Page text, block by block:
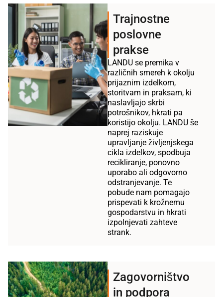
Trajnostne
poslovne
prakse
LANDU se premika v
različnih smereh k okolju
prijaznim izdelkom,
storitvam in praksam, ki
naslavljajo skrbi
potrošnikov, hkrati pa
koristijo okolju. LANDU še
naprej raziskuje
upravljanje življenjskega
cikla izdelkov, spodbuja
recikliranje, ponovno
uporabo ali odgovorno
odstranjevanje. Te
pobude nam pomagajo
prispevati k krožnemu
gospodarstvu in hkrati
izpolnjevati zahteve
strank.
Zagovorništvo
in podpora